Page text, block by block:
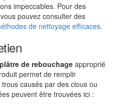
impeccables. Pour des
pouvez consulter des
de nettoyage efficaces.
plâtre de rebouchage approprié
permet de remplir
causés par des clous ou
peuvent être trouvées ici :